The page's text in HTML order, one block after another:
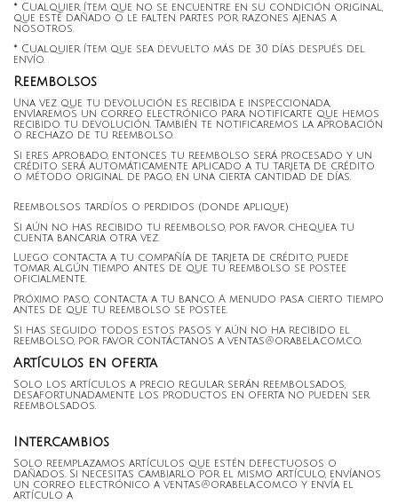
* Cualquier ítem que no se encuentre en su condición original,
que esté dañado o le falten partes por razones ajenas a
nosotros.
* Cualquier ítem que sea devuelto más de 30 días después del
envío.
Reembolsos
Una vez que tu devolución es recibida e inspeccionada,
envIaremos un correo electrónico para notificarte que hemos
recibido tu devolución. También te notificaremos la aprobación
o rechazo de tu reembolso.
Si eres aprobado, entonces tu reembolso será procesado y un
crédito será automáticamente aplicado a tu tarjeta de crédito
o método original de pago, en una cierta cantidad de días.
Reembolsos tardíos o perdidos (donde aplique)
Si aún no has recibido tu reembolso, por favor chequea tu
cuenta bancaria otra vez.
Luego contacta a tu compañía de tarjeta de crédito, puede
tomar algún tiempo antes de que tu reembolso se postee
oficialmente.
Próximo paso, contacta a tu banco. A menudo pasa cierto tiempo
antes de que tu reembolso se postee.
Si has seguido todos estos pasos y aún no ha recibido el
reembolso, por favor contáctanos a ventas@orabela.com.co.
Artículos en oferta
Solo los artículos a precio regular serán reembolsados,
desafortunadamente los productos en oferta no pueden ser
reembolsados.
Intercambios
Solo reemplazamos artículos que estén defectuosos o
dañados. Si necesitas cambiarlo por el mismo artículo, envíanos
un correo electrónico a ventas@orabela.com.co y envía el
artículo a